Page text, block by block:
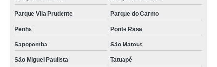
Parque Vila Prudente Parque do Carmo
Penha Ponte Rasa
Sapopemba São Mateus
São Miguel Paulista Tatuapé